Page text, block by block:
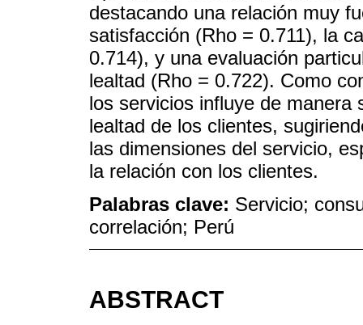
destacando una relación muy
satisfacción (Rho = 0.711), la
0.714), y una evaluación
lealtad (Rho = 0.722). Como
los servicios influye de manera
lealtad de los clientes,
las dimensiones del servicio,
la relación con los clientes.
Palabras clave: Servicio;
correlación; Perú
ABSTRACT